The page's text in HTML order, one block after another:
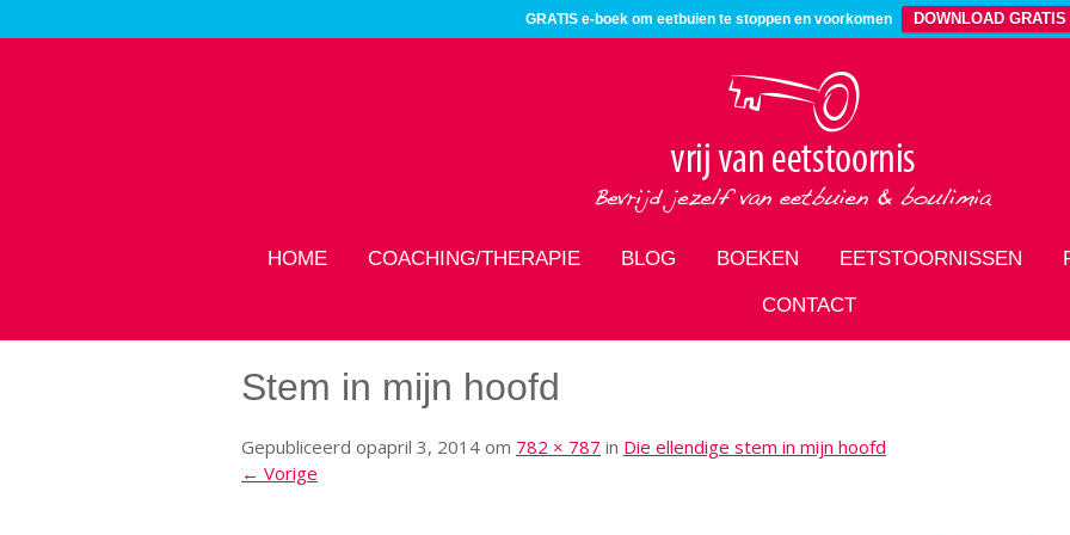
GRATIS e-boek om eetbuien te stoppen en voorkomen DOWNLOAD GRATIS
HOME COACHING/THERAPIE BLOG BOEKEN EETSTOORNISSEN
CONTACT
Stem in mijn hoofd
Gepubliceerd opapril 3, 2014 om 782 × 787 in Die ellendige stem in mijn hoofd
← Vorige